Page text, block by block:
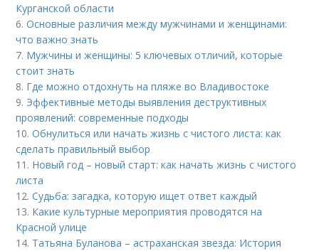
Курганской области
6.Основные различия между мужчинами и женщинами:
что важно знать
7. Мужчины и женщины: 5 ключевых отличий, которые
стоит знать
8. Где можно отдохнуть на пляже во Владивостоке
9. Эффективные методы выявления деструктивных
проявлений: современные подходы
10.Обнулиться или начать жизнь с чистого листа: как
сделать правильный выбор
11. Новый год – новый старт: как начать жизнь с чистого
листа
12.Судьба: загадка, которую ищет ответ каждый
13. Какие культурные мероприятия проводятся на
Красной улице
14. Татьяна Буланова – астраханская звезда: История